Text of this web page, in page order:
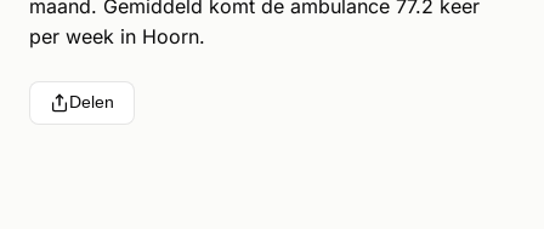
maand. Gemiddeld komt de ambulance 77.2 keer
per week in Hoorn.
Delen